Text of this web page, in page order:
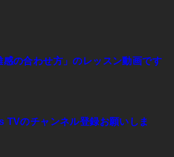
感の合わせ方」のレッスン動画です
のチャンネル登録お願いしま